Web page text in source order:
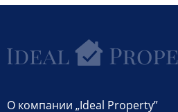
О компании „Ideal Property”